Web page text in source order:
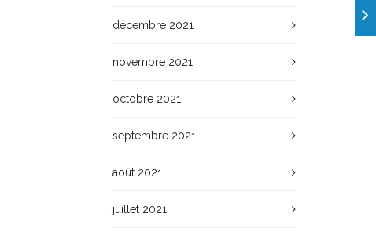
décembre 2021
novembre 2021
octobre 2021
septembre 2021
août 2021
juillet 2021